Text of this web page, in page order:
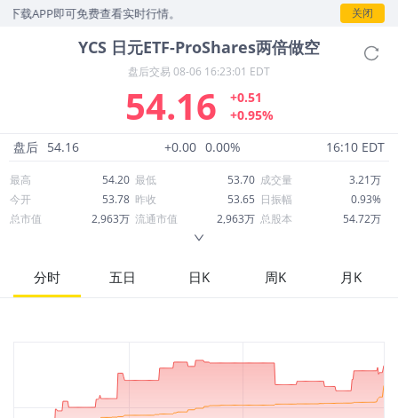
载APP即可免费查看实时行情。 关闭
YCS 日元ETF-ProShares两倍做空
盘后交易 08-06 16:23:01 EDT
54.16
+0.51
+0.95%
盘后 54.16 +0.00 0.00% 16:10 EDT
最高 54.20 最低 53.70 成交量
3.21万
今开
53.78 昨收 53.65 日振幅
0.93%
总市值
2,963万 流通市值 2,963万 总股本
54.72万
52周最高
57.92 市盈率
股息
分时 五日 日K 周K 月K